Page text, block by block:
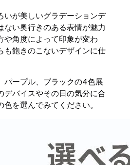
いが美しいグラデーションデ
ない奥行きのある表情が魅力
や角度によって印象が変わ
も飽きのこないデザインに仕
パープル、ブラックの4色展
デバイスやその日の気分に合
を選んでみてください。